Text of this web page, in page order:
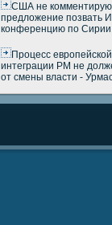
США не
предложение позвать
конференцию по Сирии
Процесс европейской
интеграции РМ не
от смены власти -